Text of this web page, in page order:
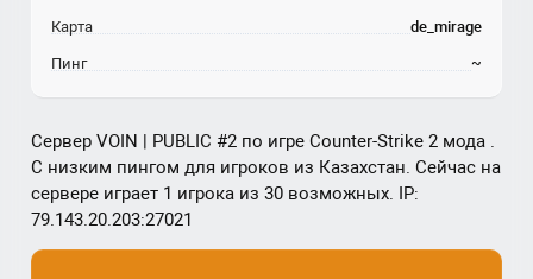
Сервер VOIN | PUBLIC #2 по игре Counter-Strike 2 мода .
С низким пингом для игроков из Казахстан. Сейчас на
сервере играет 1 игрока из 30 возможных. IP:
79.143.20.203:27021
Карта de_mirage
Пинг ~